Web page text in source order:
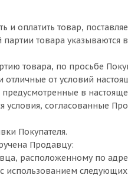
и оплатить товар,
товара
товара, по просьбе
от условий
в
условия, согласованные
Покупателя.
Продавцу:
расположенному по
использованием следующих